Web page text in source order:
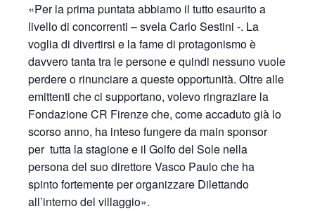
«Per la prima puntata abbiamo il tutto esaurito a
livello di concorrenti – svela Carlo Sestini -. La
voglia di divertirsi e la fame di protagonismo è
davvero tanta tra le persone e quindi nessuno vuole
perdere o rinunciare a queste opportunità. Oltre alle
emittenti che ci supportano, volevo ringraziare la
Fondazione CR Firenze che, come accaduto già lo
scorso anno, ha inteso fungere da main sponsor
per tutta la stagione e il Golfo del Sole nella
persona del suo direttore Vasco Paulo che ha
spinto fortemente per organizzare Dilettando
all’interno del villaggio».